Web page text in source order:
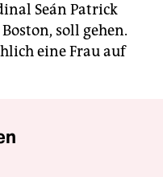
Seán Patrick
soll gehen.
eine Frau auf